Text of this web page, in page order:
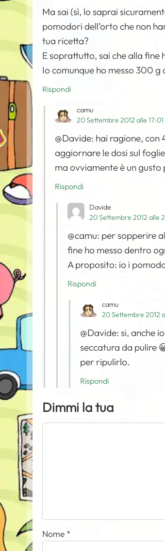
Ma sai (sì, lo saprai
pomodori dell’orto che non
tua ricetta?
E soprattutto, sai che alla
Io comunque ho messo 300
Rispondi
camu
20 Settembre 2012 alle 17:01
@Davide: hai ragione,
aggiornare le dosi sul
ma ovviamente è un gusto
Rispondi
Davide
20 Settembre 2012 alle
@camu: per sopperire
fine ho messo dentro
A proposito: io i
Rispondi
camu
20 Settembre 2012
@Davide: si, anche
seccatura da pulire
per ripulirlo.
Rispondi
Dimmi la tua
Nome *